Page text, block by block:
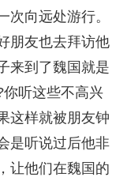
次向远处游行。
朋友也去拜访他
来到了魏国就是
听这些不高兴
这样就被朋友钟
是听说过后他非
让他们在魏国的